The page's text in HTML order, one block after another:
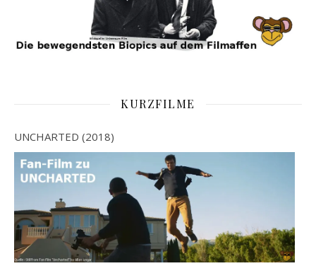
KURZFILME
UNCHARTED (2018)